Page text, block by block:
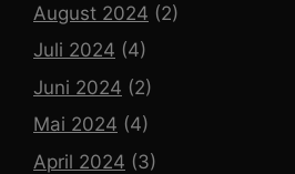
August 2024 (2)
Juli 2024 (4)
Juni 2024 (2)
Mai 2024 (4)
April 2024 (3)